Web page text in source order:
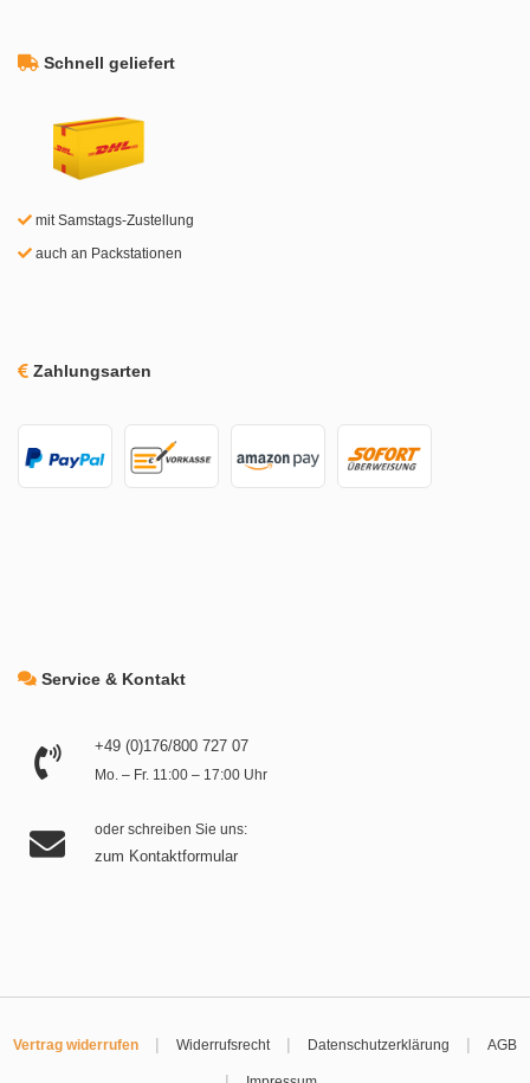
Schnell geliefert
mit Samstags-Zustellung
auch an Packstationen
Zahlungsarten
Service & Kontakt
+49 (0)176/800 727 07
Mo. – Fr. 11:00 – 17:00 Uhr
oder schreiben Sie uns:
zum Kontaktformular
Vertrag widerrufen | Widerrufsrecht | Datenschutzerklärung | AGB